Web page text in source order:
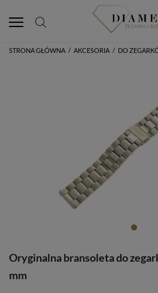
STRONA GŁÓWNA / AKCESORIA / DO
Oryginalna bransoleta do
mm